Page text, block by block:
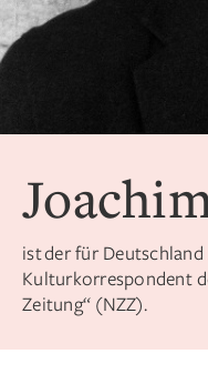
ist der für
Kulturkorrespondent
Zeitung“ (NZZ).